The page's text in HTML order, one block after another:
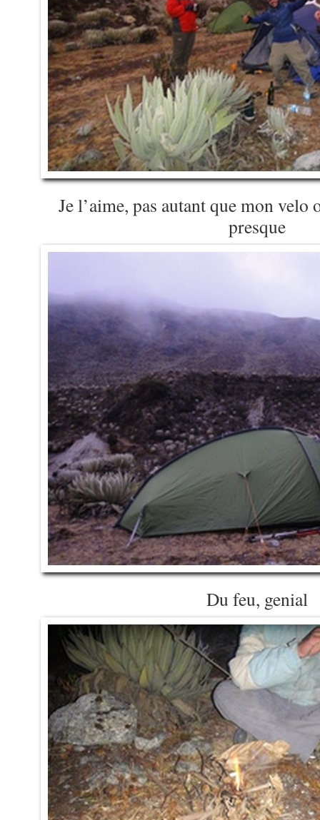
Je l’aime, pas autant que mon velo
presque
Du feu, genial